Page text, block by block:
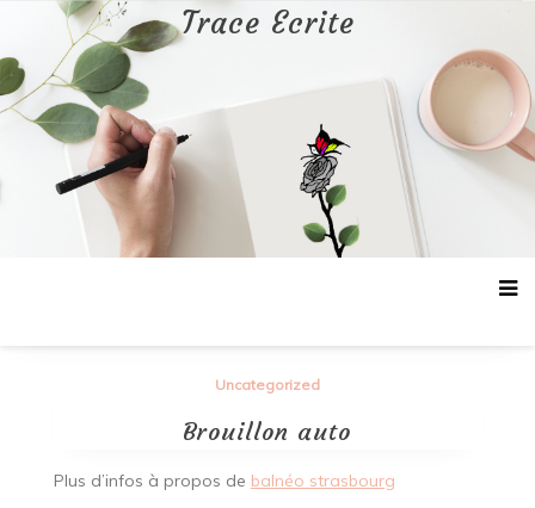
contenu
Trace Ecrite
Uncategorized
Brouillon auto
Plus d’infos à propos de balnéo strasbourg